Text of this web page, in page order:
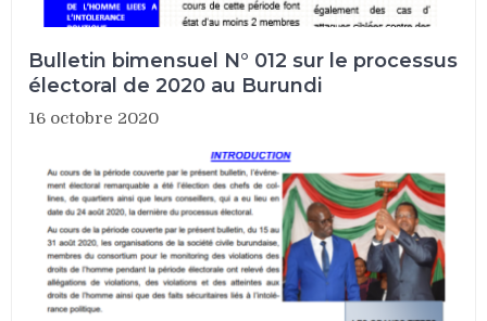
Bulletin bimensuel N° 012 sur le processus
électoral de 2020 au Burundi
16 octobre 2020